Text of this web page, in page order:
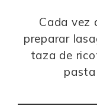
Cada vez
preparar
taza de
pasta